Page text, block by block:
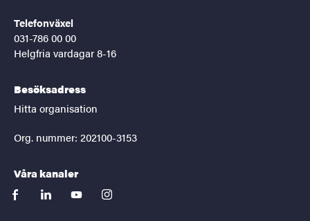
Telefonväxel
031-786 00 00
Helgfria vardagar 8-16
Besöksadress
Hitta organisation
Org. nummer: 202100-3153
Våra kanaler
facebooklinkedinyoutubeinstagram